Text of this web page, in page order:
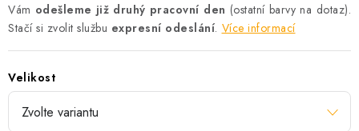
Vám odešleme již druhý pracovní den (ostatní barvy na dotaz).
Stačí si zvolit službu expresní odeslání. Více informací
Velikost